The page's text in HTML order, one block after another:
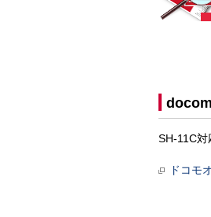
SH-11C対
ドコモ